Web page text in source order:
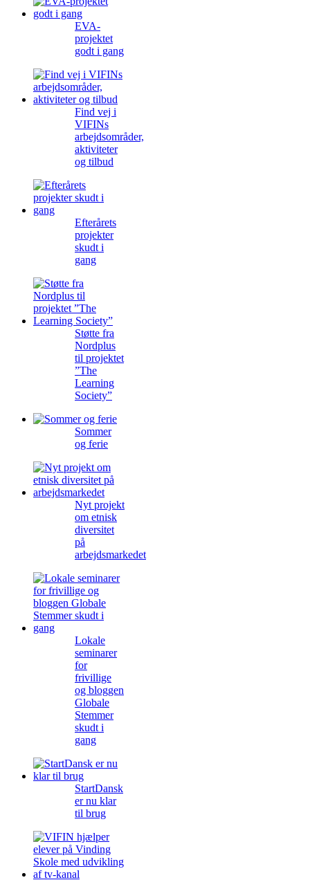
EVA-
projektet
godt i gang
Find vej i
VIFINs
arbejdsområder,
aktiviteter
og tilbud
Efterårets
projekter
skudt i
gang
Støtte fra
Nordplus
til projektet
”The
Learning
Society”
Sommer
og ferie
Nyt projekt
om etnisk
diversitet
på
arbejdsmarkedet
Lokale
seminarer
for
frivillige
og bloggen
Globale
Stemmer
skudt i
gang
StartDansk
er nu klar
til brug